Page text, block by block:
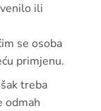
ili
se osoba
primjenu.
treba
odmah